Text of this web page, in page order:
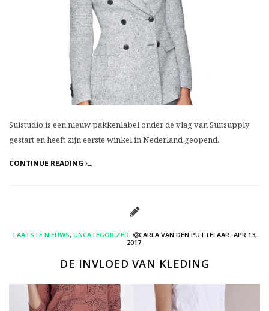
Suistudio is een nieuw pakkenlabel onder de vlag van Suitsupply
gestart en heeft zijn eerste winkel in Nederland geopend.
CONTINUE READING
LAATSTE NIEUWS, UNCATEGORIZED CARLA VAN DEN PUTTELAAR APR 13,
2017
DE INVLOED VAN KLEDING